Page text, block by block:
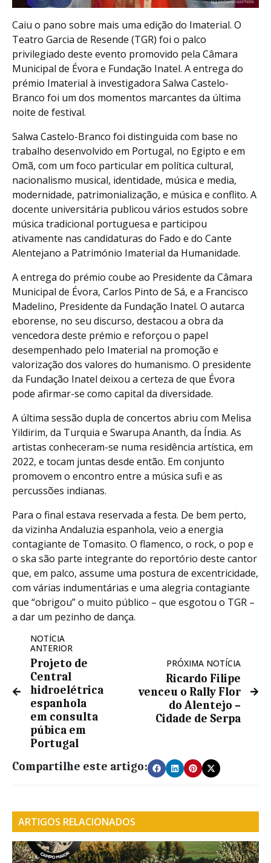
Caiu o pano sobre mais uma edição do Imaterial. O
Teatro Garcia de Resende (TGR) foi o palco
privilegiado deste evento promovido pela Câmara
Municipal de Évora e Fundação Inatel. A entrega do
prémio Imaterial à investigadora Salwa Castelo-
Branco foi um dos momentos marcantes da última
noite de festival.
Salwa Castelo-Branco foi distinguida com base no
trabalho desenvolvido em Portugal, no Egipto e em
Omã, com um foco particular em política cultural,
nacionalismo musical, identidade, música e media,
modernidade, patrimonialização, e música e conflito. A
docente universitária publicou vários estudos sobre
música tradicional portuguesa e participou
ativamente nas candidaturas do Fado e do Cante
Alentejano a Património Imaterial da Humanidade.
A entrega do prémio coube ao Presidente da Câmara
Municipal de Évora, Carlos Pinto de Sá, e a Francisco
Madelino, Presidente da Fundação Inatel. O autarca
eborense, no seu discurso, destacou a obra da
vencedora deste prémio e reforçou o papel
desempenhado pelo Imaterial na promoção e
valorização dos valores do humanismo. O presidente
da Fundação Inatel deixou a certeza de que Évora
pode afirmar-se como capital da diversidade.
A última sessão dupla de concertos abriu com Melisa
Yildirim, da Turquia e Swarupa Ananth, da Índia. As
artistas conheceram-se numa residência artística, em
2022, e tocam juntas desde então. Em conjunto
promovem o encontro entre a música sufi e as
percussões indianas.
Para o final estava reservada a festa. De bem perto,
da vizinha Andaluzia espanhola, veio a energia
contagiante de Tomasito. O flamenco, o rock, o pop e
o ska são parte integrante do reportório deste cantor
que, em palco, assume uma postura de excentricidade,
com várias indumentárias e uma alegria contagiante
que “obrigou” o muito público – que esgotou o TGR –
a dar um pezinho de dança.
NOTÍCIA
ANTERIOR
Projeto de
Central
hidroelétrica
espanhola
em consulta
púbica em
Portugal
PRÓXIMA NOTÍCIA
Ricardo Filipe
venceu o Rally Flor
do Alentejo –
Cidade de Serpa
Compartilhe este artigo:
ARTIGOS RELACIONADOS